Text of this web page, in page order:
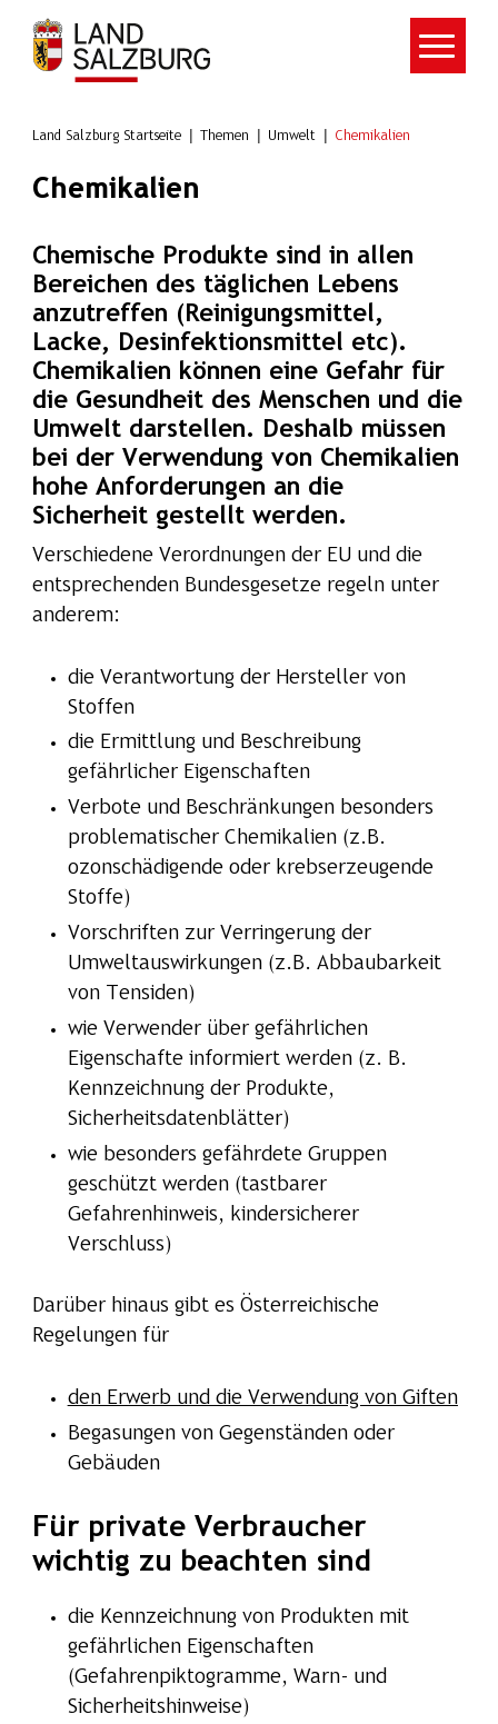
Zum Hauptinhalt springen
Land Salzburg Startseite Themen Umwelt Chemikalien
Chemikalien
Chemische Produkte sind in allen
Bereichen des täglichen Lebens
anzutreffen (Reinigungsmittel,
Lacke, Desinfektionsmittel etc).
Chemikalien können eine Gefahr für
die Gesundheit des Menschen und die
Umwelt darstellen. Deshalb müssen
bei der Verwendung von Chemikalien
hohe Anforderungen an die
Sicherheit gestellt werden.
Verschiedene Verordnungen der EU und die
entsprechenden Bundesgesetze regeln unter
anderem:
die Verantwortung der Hersteller von
Stoffen
die Ermittlung und Beschreibung
gefährlicher Eigenschaften
Verbote und Beschränkungen besonders
problematischer Chemikalien (z.B.
ozonschädigende oder krebserzeugende
Stoffe)
Vorschriften zur Verringerung der
Umweltauswirkungen (z.B. Abbaubarkeit
von Tensiden)
wie Verwender über gefährlichen
Eigenschafte informiert werden (z. B.
Kennzeichnung der Produkte,
Sicherheitsdatenblätter)
wie besonders gefährdete Gruppen
geschützt werden (tastbarer
Gefahrenhinweis, kindersicherer
Verschluss)
Darüber hinaus gibt es Österreichische
Regelungen für
den Erwerb und die Verwendung von Giften
Begasungen von Gegenständen oder
Gebäuden
Für private Verbraucher
wichtig zu beachten sind
die Kennzeichnung von Produkten mit
gefährlichen Eigenschaften
(Gefahrenpiktogramme, Warn- und
Sicherheitshinweise)